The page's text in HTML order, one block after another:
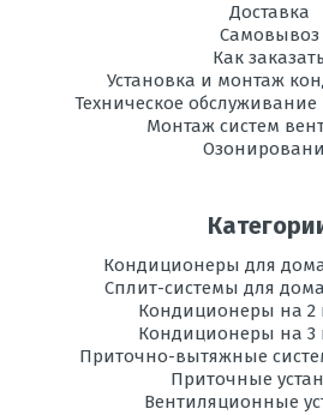
Режим
вентиляции
Доставка
Самовывоз
Как заказать
Установка и монтаж
Техническое
Монтаж систем
Кондиционеры для
Сплит-системы для
Кондиционеры на 2
Кондиционеры на 3
Приточно-вытяжные
Приточные
Вентиляционные